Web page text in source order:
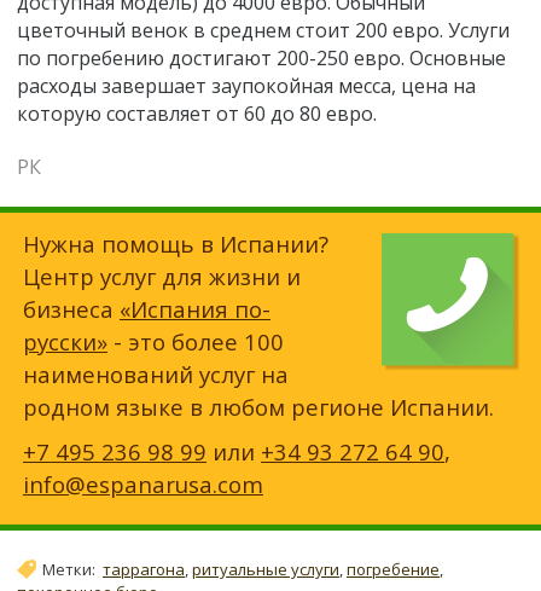
цветочный венок в среднем стоит 200 евро. Услуги
по погребению достигают 200-250 евро. Основные
расходы завершает заупокойная месса, цена на
которую составляет от 60 до 80 евро.
РК
Нужна помощь в Испании?
Центр услуг для жизни и
бизнеса «Испания по-
русски» - это более 100
наименований услуг на
родном языке в любом регионе Испании.
+7 495 236 98 99 или +34 93 272 64 90,
info@espanarusa.com
Метки: таррагона,ритуальные услуги,погребение,